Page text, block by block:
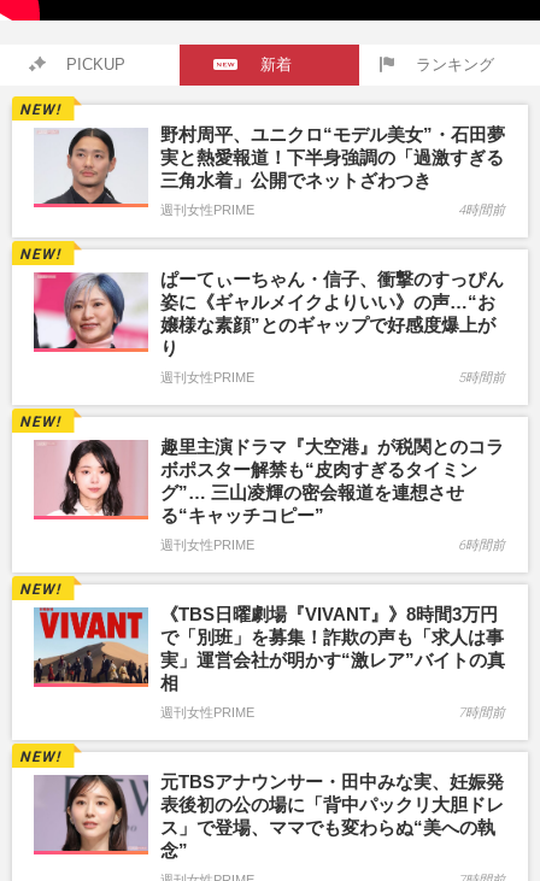
PICKUP 新着 ランキング
野村周平、ユニクロ“モデル美女”・石田夢
実と熱愛報道！下半身強調の「過激すぎる
三角水着」公開でネットざわつき
週刊女性PRIME 4時間前
ぱーてぃーちゃん・信子、衝撃のすっぴん
姿に《ギャルメイクよりいい》の声…“お
嬢様な素顔”とのギャップで好感度爆上が
り
週刊女性PRIME 5時間前
趣里主演ドラマ『大空港』が税関とのコラ
ボポスター解禁も“皮肉すぎるタイミン
グ”… 三山凌輝の密会報道を連想させ
る“キャッチコピー”
週刊女性PRIME 6時間前
《TBS日曜劇場『VIVANT』》8時間3万円
で「別班」を募集！詐欺の声も「求人は事
実」運営会社が明かす“激レア”バイトの真
相
週刊女性PRIME 7時間前
元TBSアナウンサー・田中みな実、妊娠発
表後初の公の場に「背中パックリ大胆ドレ
ス」で登場、ママでも変わらぬ“美への執
念”